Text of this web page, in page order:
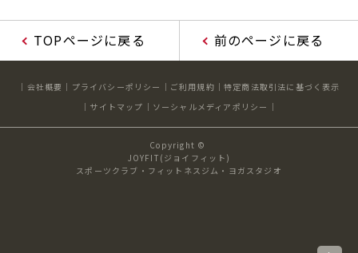
TOPページに戻る 前のページに戻る
会社概要 プライバシーポリシー ご利用規約
特定商法取引法に基づく表示
サイトマップ
ソーシャルメディアポリシー
Copyright ©
JOYFIT(ジョイフィット)
スポーツクラブ・フィットネスジム・ヨガスタジオ